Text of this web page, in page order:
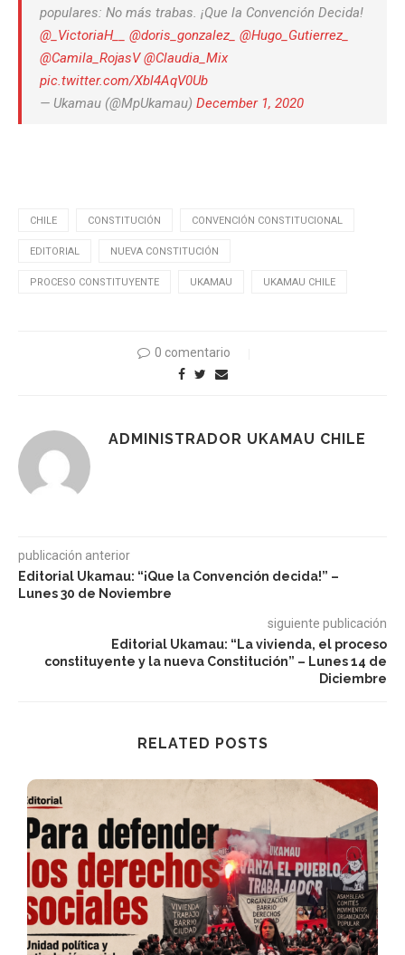
populares: No más trabas. ¡Que la Convención Decida!
@_VictoriaH__
@doris_gonzalez_
@Hugo_Gutierrez_
@Camila_RojasV @Claudia_Mix
pic.twitter.com/Xbl4AqV0Ub
— Ukamau (@MpUkamau) December 1, 2020
CHILE CONSTITUCIÓN CONVENCIÓN CONSTITUCIONAL
EDITORIAL NUEVA CONSTITUCIÓN
PROCESO CONSTITUYENTE UKAMAU UKAMAU CHILE
0 comentario
ADMINISTRADOR UKAMAU CHILE
publicación anterior
Editorial Ukamau: “¡Que la Convención decida!” –
Lunes 30 de Noviembre
siguiente publicación
Editorial Ukamau: “La vivienda, el proceso
constituyente y la nueva Constitución” – Lunes 14 de
Diciembre
RELATED POSTS